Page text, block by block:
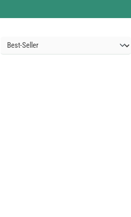
ou diminuer la quantité.